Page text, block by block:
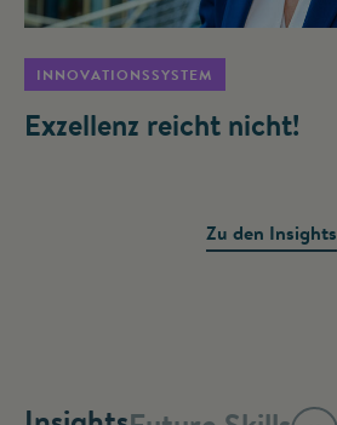
INNOVATIONSSYSTEM
Exzellenz reicht nicht!
Zu den Insights